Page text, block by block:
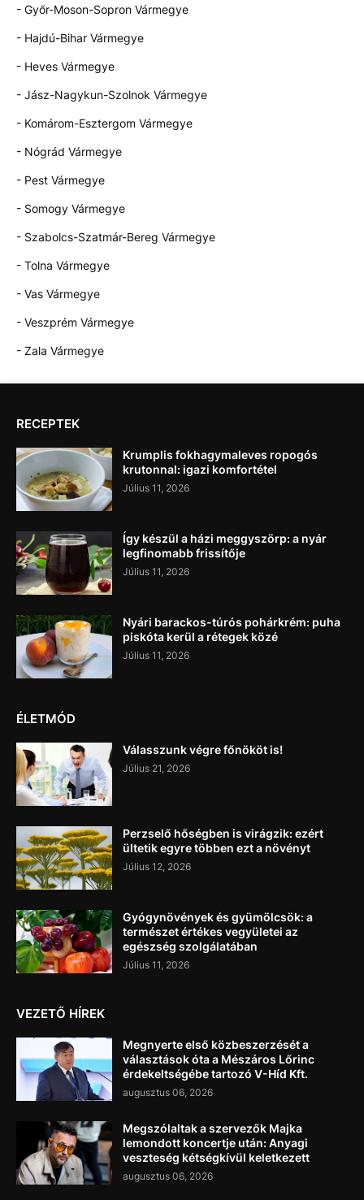
- Győr-Moson-Sopron Vármegye
- Hajdú-Bihar Vármegye
- Heves Vármegye
- Jász-Nagykun-Szolnok Vármegye
- Komárom-Esztergom Vármegye
- Nógrád Vármegye
- Pest Vármegye
- Somogy Vármegye
- Szabolcs-Szatmár-Bereg Vármegye
- Tolna Vármegye
- Vas Vármegye
- Veszprém Vármegye
- Zala Vármegye
RECEPTEK
Krumplis fokhagymaleves ropogós
krutonnal: igazi komfortétel
Július 11, 2026
Így készül a házi meggyszörp: a nyár
legfinomabb frissítője
Július 11, 2026
Nyári barackos-túrós pohárkrém: puha
piskóta kerül a rétegek közé
Július 11, 2026
ÉLETMÓD
Válasszunk végre főnököt is!
Július 21, 2026
Perzselő hőségben is virágzik: ezért
ültetik egyre többen ezt a növényt
Július 12, 2026
Gyógynövények és gyümölcsök: a
természet értékes vegyületei az
egészség szolgálatában
Július 11, 2026
VEZETŐ HÍREK
Megnyerte első közbeszerzését a
választások óta a Mészáros Lőrinc
érdekeltségébe tartozó V-Híd Kft.
augusztus 06, 2026
Megszólaltak a szervezők Majka
lemondott koncertje után: Anyagi
veszteség kétségkívül keletkezett
augusztus 06, 2026